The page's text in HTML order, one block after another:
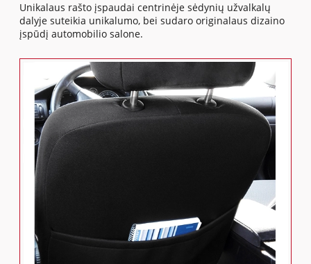
Unikalaus rašto įspaudai centrinėje sėdynių užvalkalų
dalyje suteikia unikalumo, bei sudaro originalaus dizaino
įspūdį automobilio salone.